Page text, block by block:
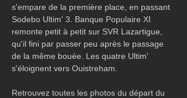
s'empare de la première place, en passant
Sodebo Ultim' 3. Banque Populaire XI
remonte petit à petit sur SVR Lazartigue,
qu'il fini par passer peu après le passage
de la même bouée. Les quatre Ultim'
s'éloignent vers Ouistreham.
Retrouvez toutes les photos du départ du